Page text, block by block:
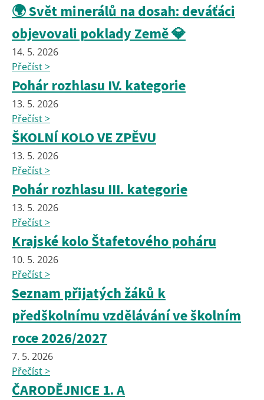
🌍 Svět minerálů na dosah: deváťáci
objevovali poklady Země 💎
14. 5. 2026
Přečíst >
Pohár rozhlasu IV. kategorie
13. 5. 2026
Přečíst >
ŠKOLNÍ KOLO VE ZPĚVU
13. 5. 2026
Přečíst >
Pohár rozhlasu III. kategorie
13. 5. 2026
Přečíst >
Krajské kolo Štafetového poháru
10. 5. 2026
Přečíst >
Seznam přijatých žáků k
předškolnímu vzdělávání ve školním
roce 2026/2027
7. 5. 2026
Přečíst >
ČARODĚJNICE 1. A